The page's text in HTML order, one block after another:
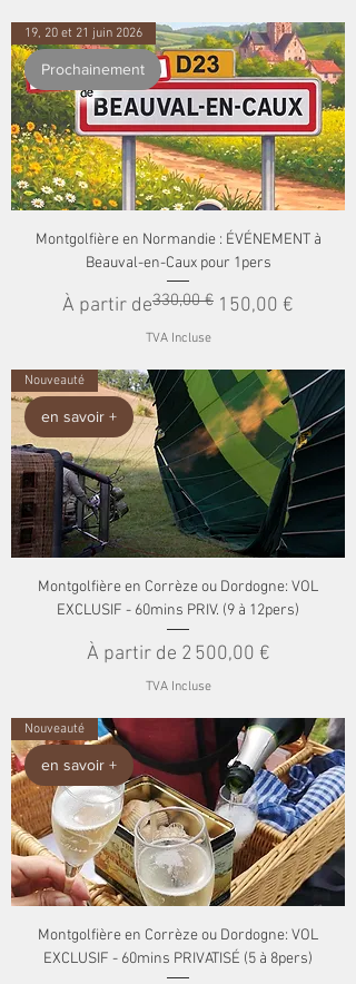
Prochainement
19, 20 et 21 juin 2026
Montgolfière en Normandie : ÉVÉNEMENT à
Beauval-en-Caux pour 1pers
À partir de
Prix original330,00 € 150,00 €
Prix promotionnel
TVA Incluse
en savoir +
Nouveauté
Montgolfière en Corrèze ou Dordogne: VOL
EXCLUSIF - 60mins PRIV. (9 à 12pers)
À partir de 2 500,00 €
Prix promotionnel
TVA Incluse
en savoir +
Nouveauté
Montgolfière en Corrèze ou Dordogne: VOL
EXCLUSIF - 60mins PRIVATISÉ (5 à 8pers)